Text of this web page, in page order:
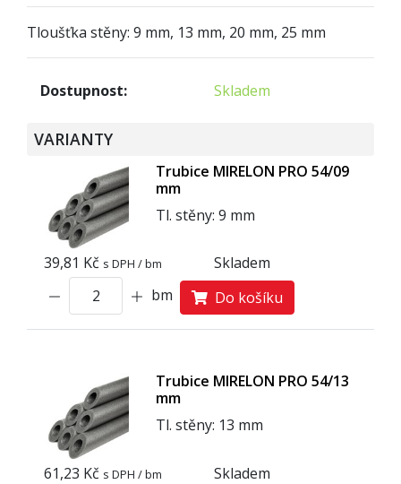
Tloušťka stěny: 9 mm, 13 mm, 20 mm, 25 mm
Dostupnost: Skladem
VARIANTY
Trubice MIRELON PRO 54/09
mm
Tl. stěny: 9 mm
39,81 Kč s DPH / bm
Skladem
bm
Do košíku
Trubice MIRELON PRO 54/13
mm
Tl. stěny: 13 mm
61,23 Kč s DPH / bm
Skladem